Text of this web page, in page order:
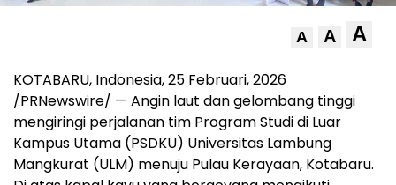
A A A
KOTABARU, Indonesia, 25 Februari, 2026
/PRNewswire/ — Angin laut dan gelombang tinggi
mengiringi perjalanan tim Program Studi di Luar
Kampus Utama (PSDKU) Universitas Lambung
Mangkurat (ULM) menuju Pulau Kerayaan, Kotabaru.